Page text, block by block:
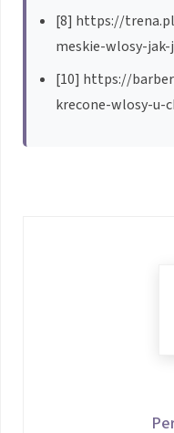
[8] https://
meskie-wlosy-
[10] https://
krecone-wlosy-u-